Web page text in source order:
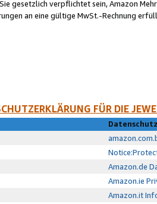
gesetzlich verpflichtet sein, Amazon
an eine gültige MwSt.-Rechnung
FÜR DIE
Amazon.de
Amazon.ie
Amazon.it